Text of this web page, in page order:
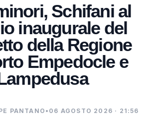
Schifani al
inaugurale del
della Regione
Empedocle e
PANTANO • 06 AGOSTO 2026 · 21:56